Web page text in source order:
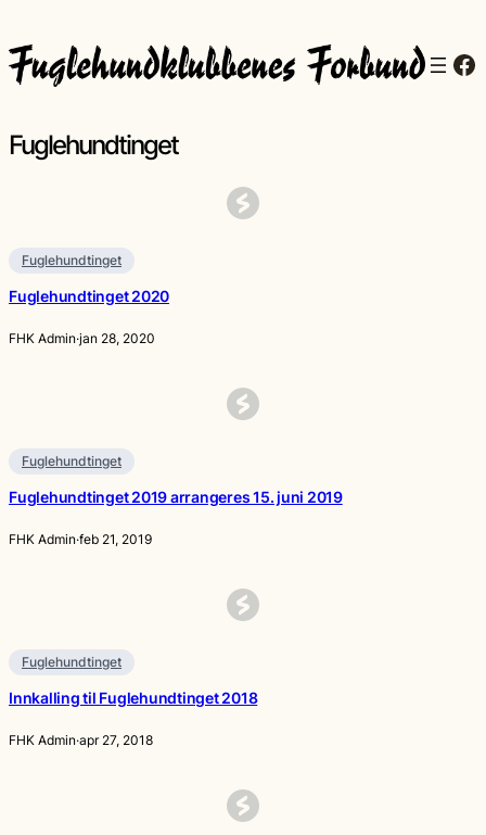
til
innhold
Fuglehundtinget
Fuglehundtinget
Fuglehundtinget 2020
FHK Admin·jan 28, 2020
Fuglehundtinget
Fuglehundtinget 2019 arrangeres 15. juni 2019
FHK Admin·feb 21, 2019
Fuglehundtinget
Innkalling til Fuglehundtinget 2018
FHK Admin·apr 27, 2018